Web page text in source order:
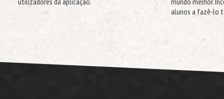
alunos a fazê-lo